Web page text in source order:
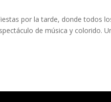
por la tarde, donde
de música y colorido.